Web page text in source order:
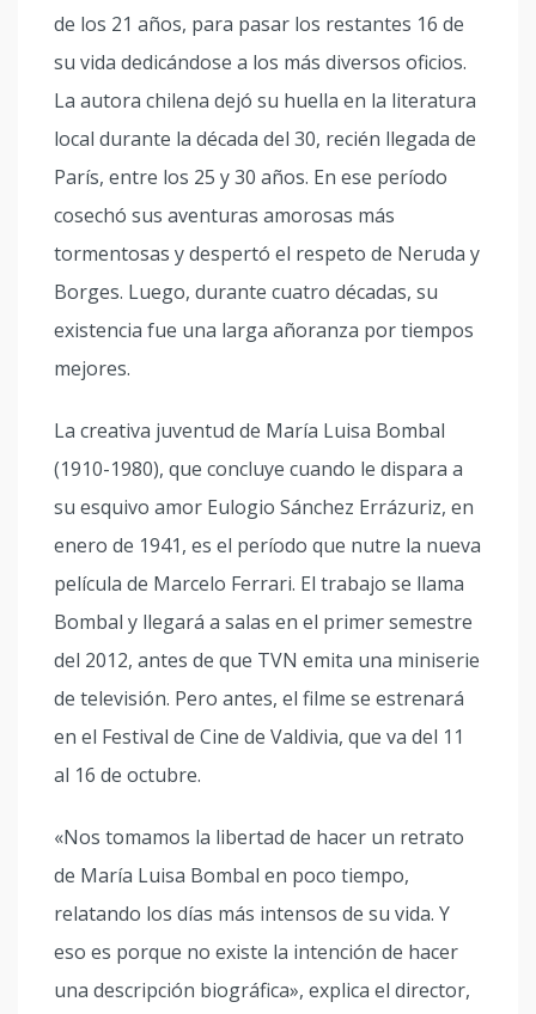
de los 21 años, para pasar los restantes 16 de
su vida dedicándose a los más diversos oficios.
La autora chilena dejó su huella en la literatura
local durante la década del 30, recién llegada de
París, entre los 25 y 30 años. En ese período
cosechó sus aventuras amorosas más
tormentosas y despertó el respeto de Neruda y
Borges. Luego, durante cuatro décadas, su
existencia fue una larga añoranza por tiempos
mejores.
La creativa juventud de María Luisa Bombal
(1910-1980), que concluye cuando le dispara a
su esquivo amor Eulogio Sánchez Errázuriz, en
enero de 1941, es el período que nutre la nueva
película de Marcelo Ferrari. El trabajo se llama
Bombal y llegará a salas en el primer semestre
del 2012, antes de que TVN emita una miniserie
de televisión. Pero antes, el filme se estrenará
en el Festival de Cine de Valdivia, que va del 11
al 16 de octubre.
«Nos tomamos la libertad de hacer un retrato
de María Luisa Bombal en poco tiempo,
relatando los días más intensos de su vida. Y
eso es porque no existe la intención de hacer
una descripción biográfica», explica el director,